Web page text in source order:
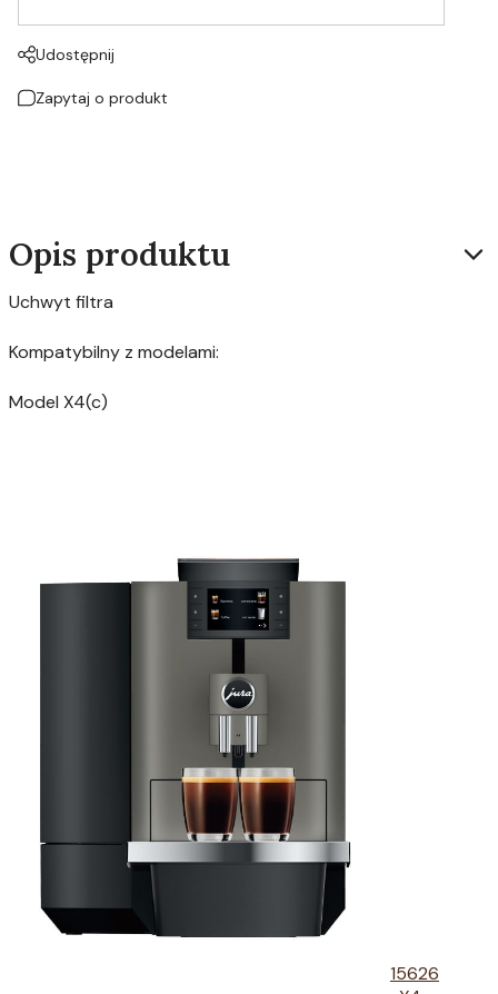
Udostępnij
Zapytaj o produkt
Opis produktu
Uchwyt filtra
Kompatybilny z modelami:
Model X4(c)
15626